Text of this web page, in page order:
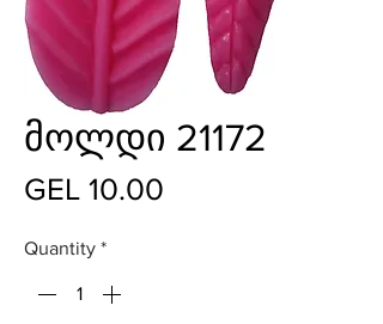
მოლდი 21172
GEL 10.00
Quantity *